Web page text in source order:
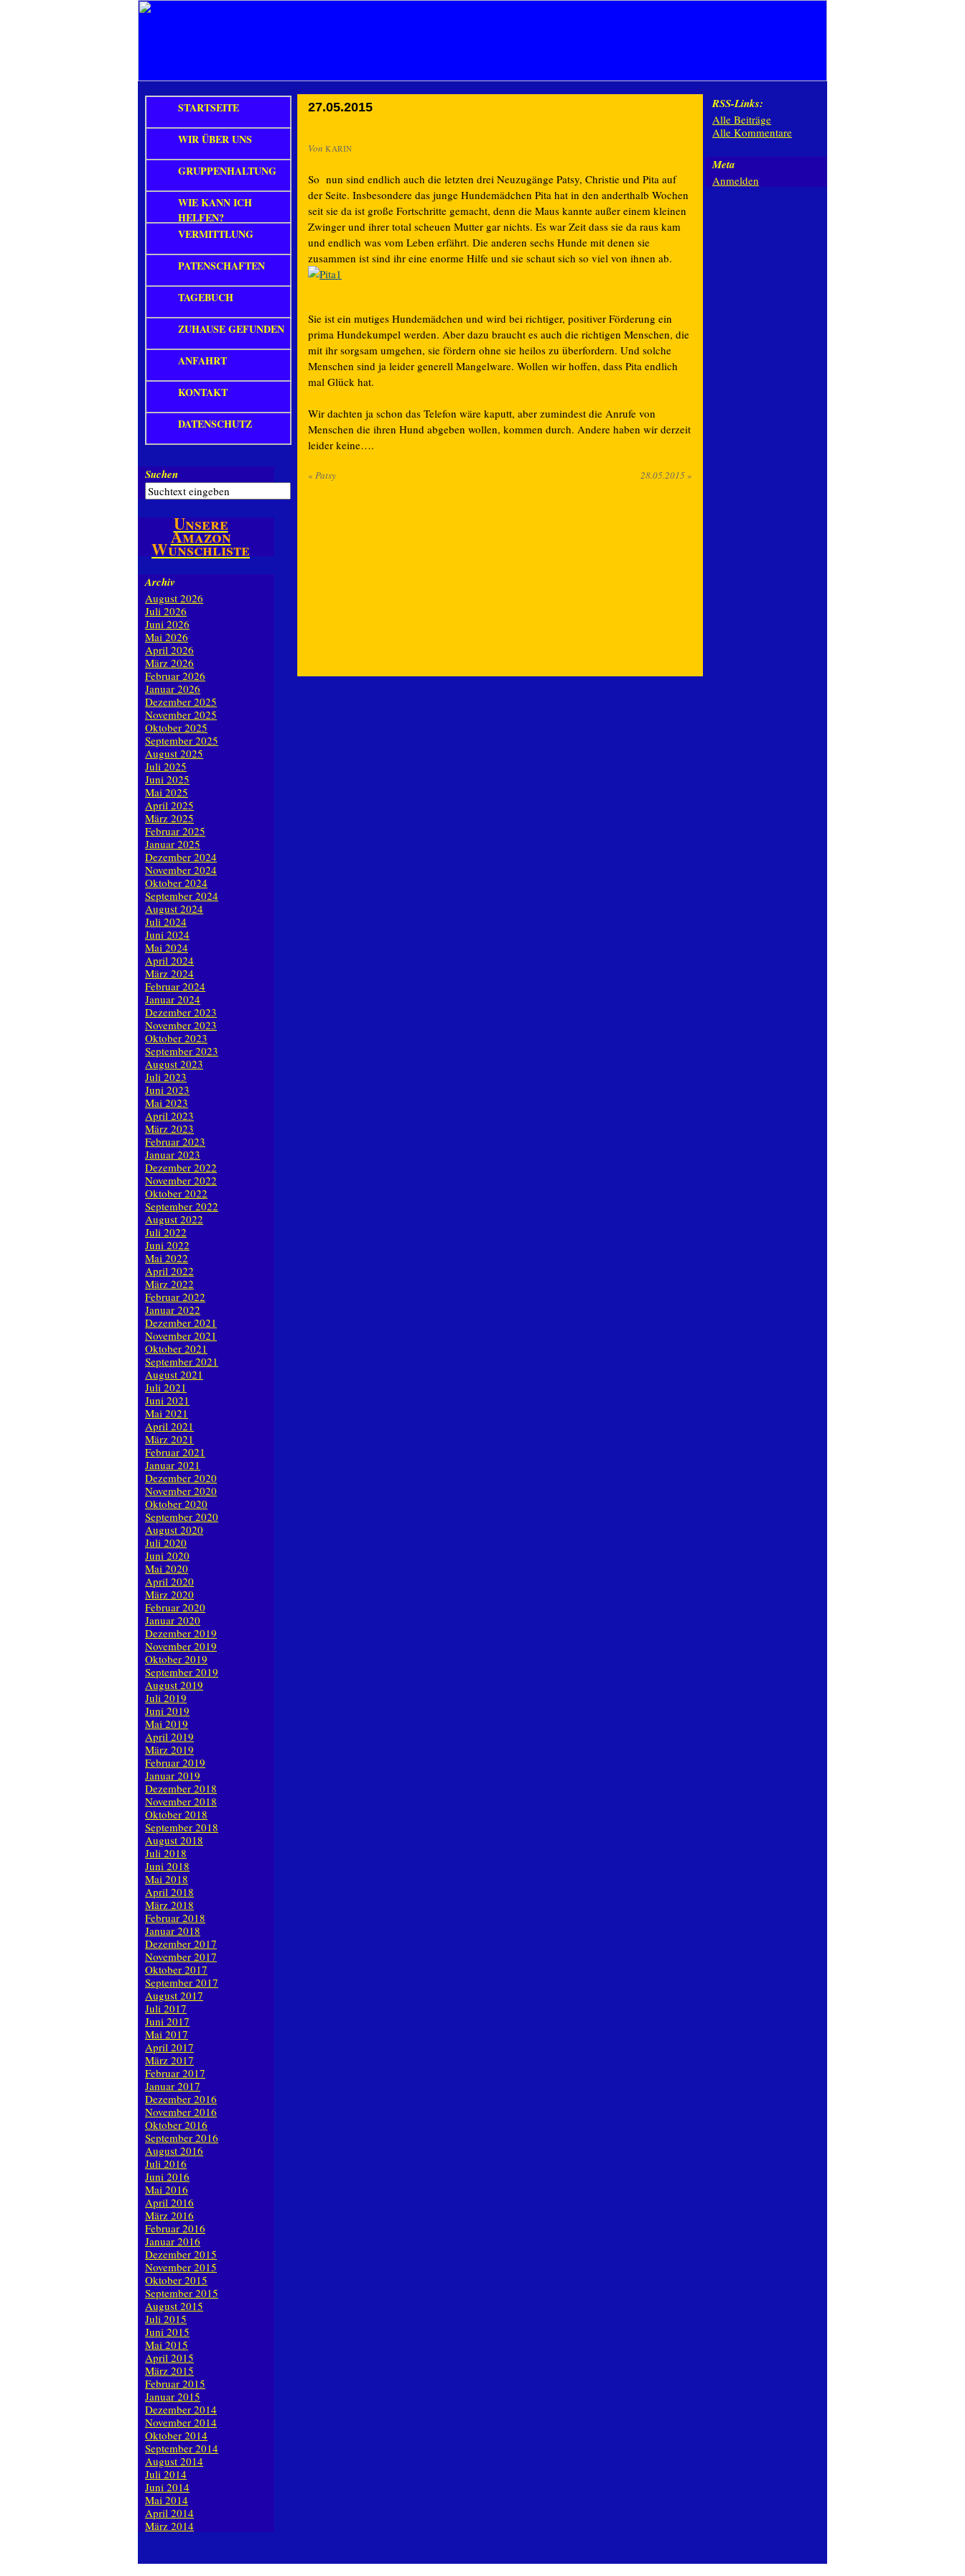
27.05.2015
Von KARIN
So nun sind endlich auch die letzten drei Neuzugänge Patsy, Christie und Pita auf
der Seite. Insbesondere das junge Hundemädchen Pita hat in den anderthalb Wochen
seit sie da ist große Fortschritte gemacht, denn die Maus kannte außer einem kleinen
Zwinger und ihrer total scheuen Mutter gar nichts. Es war Zeit dass sie da raus kam
und endlich was vom Leben erfährt. Die anderen sechs Hunde mit denen sie
zusammen ist sind ihr eine enorme Hilfe und sie schaut sich so viel von ihnen ab.
Sie ist ein mutiges Hundemädchen und wird bei richtiger, positiver Förderung ein
prima Hundekumpel werden. Aber dazu braucht es auch die richtigen Menschen, die
mit ihr sorgsam umgehen, sie fördern ohne sie heilos zu überfordern. Und solche
Menschen sind ja leider generell Mangelware. Wollen wir hoffen, dass Pita endlich
mal Glück hat.
Wir dachten ja schon das Telefon wäre kaputt, aber zumindest die Anrufe von
Menschen die ihren Hund abgeben wollen, kommen durch. Andere haben wir derzeit
leider keine….
« Patsy 28.05.2015»
STARTSEITE
WIR ÜBER UNS
GRUPPENHALTUNG
WIE KANN ICH
HELFEN?
VERMITTLUNG
PATENSCHAFTEN
TAGEBUCH
ZUHAUSE GEFUNDEN
ANFAHRT
KONTAKT
DATENSCHUTZ
Suchen
Unsere
Amazon
Wunschliste
Archiv
August 2026
Juli 2026
Juni 2026
Mai 2026
April 2026
März 2026
Februar 2026
Januar 2026
Dezember 2025
November 2025
Oktober 2025
September 2025
August 2025
Juli 2025
Juni 2025
Mai 2025
April 2025
März 2025
Februar 2025
Januar 2025
Dezember 2024
November 2024
Oktober 2024
September 2024
August 2024
Juli 2024
Juni 2024
Mai 2024
April 2024
März 2024
Februar 2024
Januar 2024
Dezember 2023
November 2023
Oktober 2023
September 2023
August 2023
Juli 2023
Juni 2023
Mai 2023
April 2023
März 2023
Februar 2023
Januar 2023
Dezember 2022
November 2022
Oktober 2022
September 2022
August 2022
Juli 2022
Juni 2022
Mai 2022
April 2022
März 2022
Februar 2022
Januar 2022
Dezember 2021
November 2021
Oktober 2021
September 2021
August 2021
Juli 2021
Juni 2021
Mai 2021
April 2021
März 2021
Februar 2021
Januar 2021
Dezember 2020
November 2020
Oktober 2020
September 2020
August 2020
Juli 2020
Juni 2020
Mai 2020
April 2020
März 2020
Februar 2020
Januar 2020
Dezember 2019
November 2019
Oktober 2019
September 2019
August 2019
Juli 2019
Juni 2019
Mai 2019
April 2019
März 2019
Februar 2019
Januar 2019
Dezember 2018
November 2018
Oktober 2018
September 2018
August 2018
Juli 2018
Juni 2018
Mai 2018
April 2018
März 2018
Februar 2018
Januar 2018
Dezember 2017
November 2017
Oktober 2017
September 2017
August 2017
Juli 2017
Juni 2017
Mai 2017
April 2017
März 2017
Februar 2017
Januar 2017
Dezember 2016
November 2016
Oktober 2016
September 2016
August 2016
Juli 2016
Juni 2016
Mai 2016
April 2016
März 2016
Februar 2016
Januar 2016
Dezember 2015
November 2015
Oktober 2015
September 2015
August 2015
Juli 2015
Juni 2015
Mai 2015
April 2015
März 2015
Februar 2015
Januar 2015
Dezember 2014
November 2014
Oktober 2014
September 2014
August 2014
Juli 2014
Juni 2014
Mai 2014
April 2014
März 2014
RSS-Links:
Alle Beiträge
Alle Kommentare
Meta
Anmelden